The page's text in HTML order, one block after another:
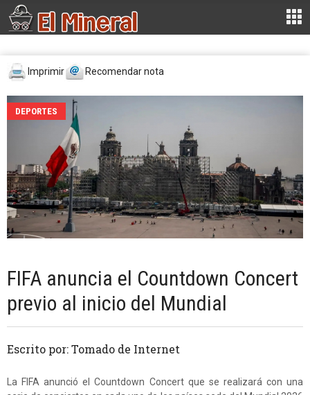
Imprimir Recomendar nota
DEPORTES
FIFA anuncia el Countdown Concert
previo al inicio del Mundial
Escrito por: Tomado de Internet
La FIFA anunció el Countdown Concert que se realizará con una